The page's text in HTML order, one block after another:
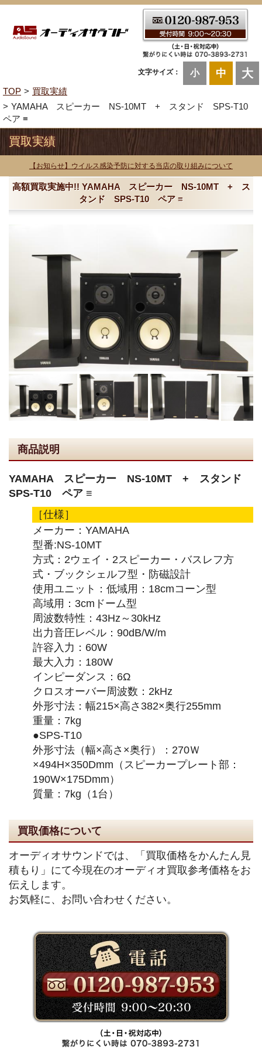
文字サイズ： 小 中 大
TOP
買取実績
YAMAHA スピーカー NS-10MT + スタンド SPS-T10
ペア ≡
買取実績
【お知らせ】ウイルス感染予防に対する当店の取り組みについて
高額買取実施中!! YAMAHA スピーカー NS-10MT + ス
タンド SPS-T10 ペア ≡
商品説明
YAMAHA スピーカー NS-10MT + スタンド
SPS-T10 ペア ≡
［仕様］
メーカー：YAMAHA
型番:NS-10MT
方式：2ウェイ・2スピーカー・バスレフ方
式・ブックシェルフ型・防磁設計
使用ユニット：低域用：18cmコーン型
高域用：3cmドーム型
周波数特性：43Hz～30kHz
出力音圧レベル：90dB/W/m
許容入力：60W
最大入力：180W
インピーダンス：6Ω
クロスオーバー周波数：2kHz
外形寸法：幅215×高さ382×奥行255mm
重量：7kg
●SPS-T10
外形寸法（幅×高さ×奥行）：270Ｗ
×494H×350Dmm（スピーカープレート部：
190W×175Dmm）
質量：7kg（1台）
買取価格について
オーディオサウンドでは、「買取価格をかんたん見
積もり」にて今現在のオーディオ買取参考価格をお
伝えします。
お気軽に、お問い合わせください。